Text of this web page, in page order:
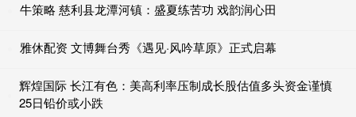
牛策略 慈利县龙潭河镇：盛夏练苦功 戏韵润心田
雅休配资 文博舞台秀《遇见·风吟草原》正式启幕
辉煌国际 长江有色：美高利率压制成长股估值多头资金谨慎
25日铅价或小跌